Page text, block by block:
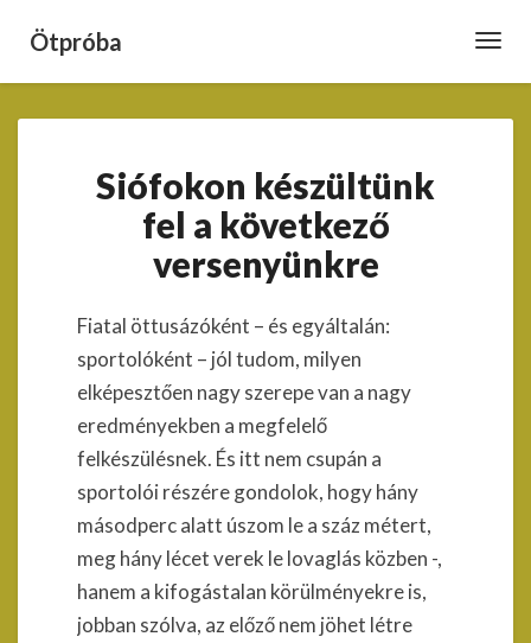
Ötpróba
készültünk
fel
a
következő
versenyünkre
Siófokon készültünk
fel a következő
versenyünkre
Fiatal öttusázóként – és egyáltalán:
sportolóként – jól tudom, milyen
elképesztően nagy szerepe van a nagy
eredményekben a megfelelő
felkészülésnek. És itt nem csupán a
sportolói részére gondolok, hogy hány
másodperc alatt úszom le a száz métert,
meg hány lécet verek le lovaglás közben -,
hanem a kifogástalan körülményekre is,
jobban szólva, az előző nem jöhet létre